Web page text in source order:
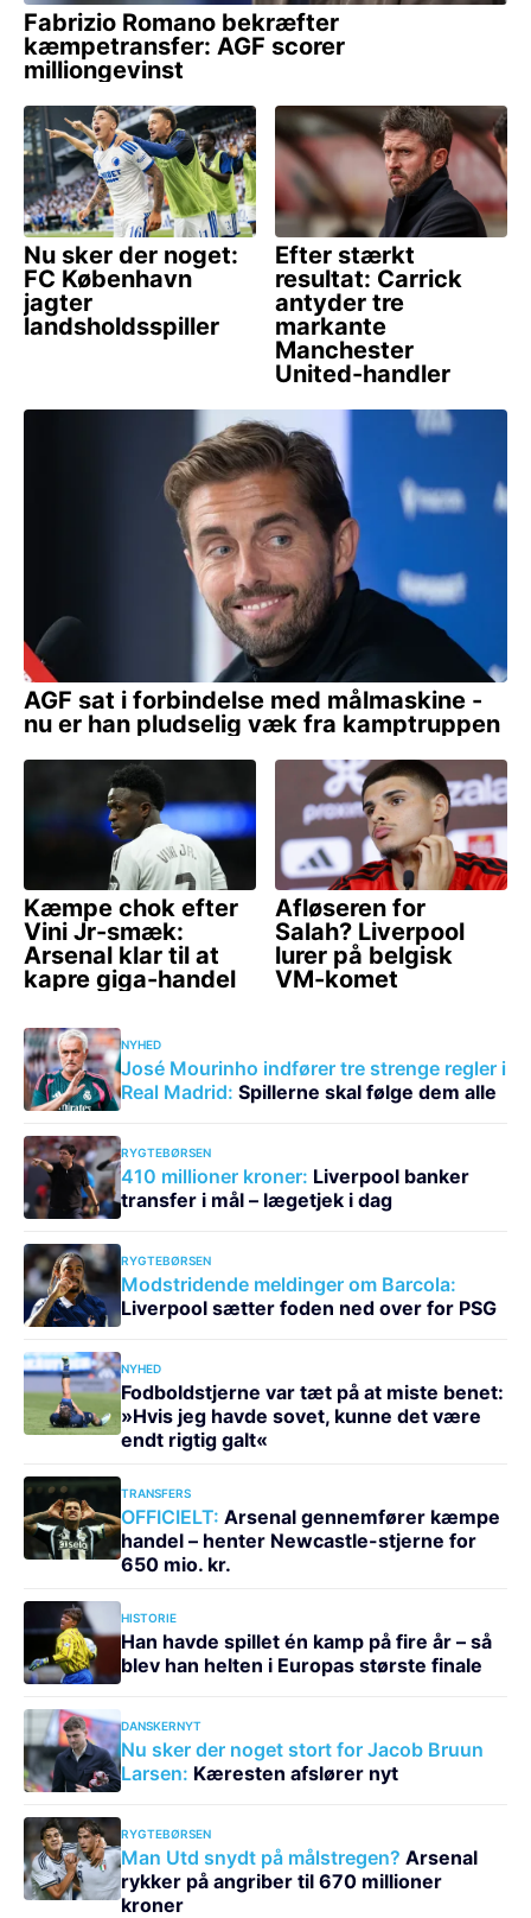
NYHED
José Mourinho indfører tre strenge regler i
Real Madrid: Spillerne skal følge dem alle
RYGTEBØRSEN
410 millioner kroner: Liverpool banker
transfer i mål – lægetjek i dag
RYGTEBØRSEN
Modstridende meldinger om Barcola:
Liverpool sætter foden ned over for PSG
NYHED
Fodboldstjerne var tæt på at miste benet:
»Hvis jeg havde sovet, kunne det være
endt rigtig galt«
TRANSFERS
OFFICIELT: Arsenal gennemfører kæmpe
handel – henter Newcastle-stjerne for
650 mio. kr.
HISTORIE
Han havde spillet én kamp på fire år – så
blev han helten i Europas største finale
DANSKERNYT
Nu sker der noget stort for Jacob Bruun
Larsen: Kæresten afslører nyt
RYGTEBØRSEN
Man Utd snydt på målstregen? Arsenal
rykker på angriber til 670 millioner
kroner